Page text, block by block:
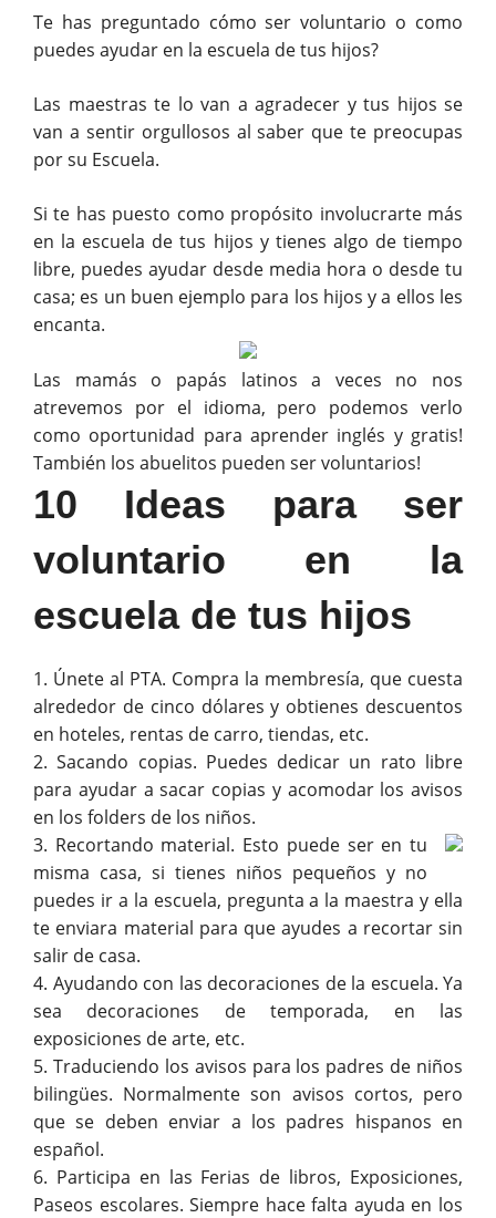
Te has preguntado cómo ser voluntario o como
puedes ayudar en la escuela de tus hijos?
Las maestras te lo van a agradecer y tus hijos se
van a sentir orgullosos al saber que te preocupas
por su Escuela.
Si te has puesto como propósito involucrarte más
en la escuela de tus hijos y tienes algo de tiempo
libre, puedes ayudar desde media hora o desde tu
casa; es un buen ejemplo para los hijos y a ellos les
encanta.
Las mamás o papás latinos a veces no nos
atrevemos por el idioma, pero podemos verlo
como oportunidad para aprender inglés y gratis!
También los abuelitos pueden ser voluntarios!
10 Ideas para ser
voluntario en la
escuela de tus hijos
1. Únete al PTA. Compra la membresía, que cuesta
alrededor de cinco dólares y obtienes descuentos
en hoteles, rentas de carro, tiendas, etc.
2. Sacando copias. Puedes dedicar un rato libre
para ayudar a sacar copias y acomodar los avisos
en los folders de los niños.
3. Recortando material. Esto puede ser en tu
misma casa, si tienes niños pequeños y no
puedes ir a la escuela, pregunta a la maestra y ella
te enviara material para que ayudes a recortar sin
salir de casa.
4. Ayudando con las decoraciones de la escuela. Ya
sea decoraciones de temporada, en las
exposiciones de arte, etc.
5. Traduciendo los avisos para los padres de niños
bilingües. Normalmente son avisos cortos, pero
que se deben enviar a los padres hispanos en
español.
6. Participa en las Ferias de libros, Exposiciones,
Paseos escolares. Siempre hace falta ayuda en los